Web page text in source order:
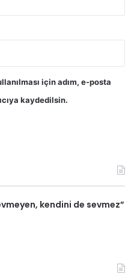
için adım, e-posta
kaydedilsin.
kendini de sevmez”